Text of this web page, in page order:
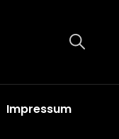
Impressum